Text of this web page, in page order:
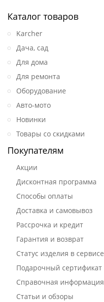
Каталог товаров
Karcher
Дача, сад
Для дома
Для ремонта
Оборудование
Авто-мото
Новинки
Товары со скидками
Покупателям
Акции
Дисконтная программа
Способы оплаты
Доставка и самовывоз
Рассрочка и кредит
Гарантия и возврат
Статус изделия в сервисе
Подарочный сертификат
Справочная информация
Статьи и обзоры